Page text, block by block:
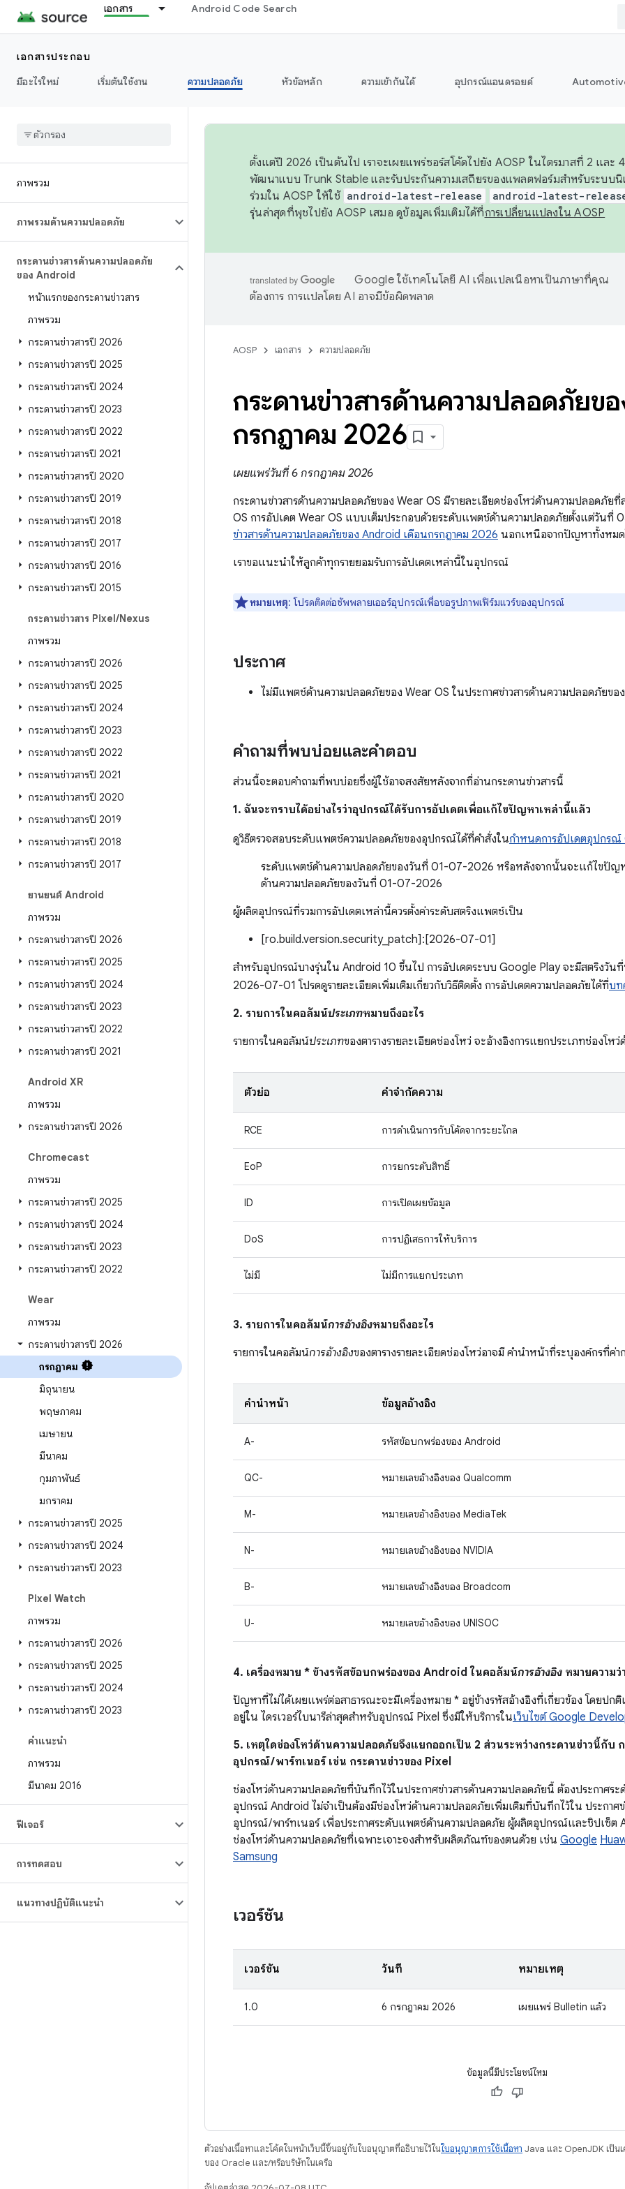
เอกสาร Android Code Search
เอกสารประกอบ
มีอะไรใหม่
เริ่มต้นใช้งาน ความปลอดภัย หัวข้อหลัก ความเข้ากันได้ อุปกรณ์แอนดรอยด์
ภาพรวม
ภาพรวมด้านความปลอดภัย
กระดานข่าวสารด้านความปลอดภัย
ของ Android
หน้าแรกของกระดานข่าวสาร
ภาพรวม
กระดานข่าวสารปี 2026
กระดานข่าวสารปี 2025
กระดานข่าวสารปี 2024
กระดานข่าวสารปี 2023
กระดานข่าวสารปี 2022
กระดานข่าวสารปี 2021
กระดานข่าวสารปี 2020
กระดานข่าวสารปี 2019
กระดานข่าวสารปี 2018
กระดานข่าวสารปี 2017
กระดานข่าวสารปี 2016
กระดานข่าวสารปี 2015
กระดานข่าวสาร Pixel/Nexus
ภาพรวม
กระดานข่าวสารปี 2026
กระดานข่าวสารปี 2025
กระดานข่าวสารปี 2024
กระดานข่าวสารปี 2023
กระดานข่าวสารปี 2022
กระดานข่าวสารปี 2021
กระดานข่าวสารปี 2020
กระดานข่าวสารปี 2019
กระดานข่าวสารปี 2018
กระดานข่าวสารปี 2017
ยานยนต์ Android
ภาพรวม
กระดานข่าวสารปี 2026
กระดานข่าวสารปี 2025
กระดานข่าวสารปี 2024
กระดานข่าวสารปี 2023
กระดานข่าวสารปี 2022
กระดานข่าวสารปี 2021
Android XR
ภาพรวม
กระดานข่าวสารปี 2026
Chromecast
ภาพรวม
กระดานข่าวสารปี 2025
กระดานข่าวสารปี 2024
กระดานข่าวสารปี 2023
กระดานข่าวสารปี 2022
Wear
ภาพรวม
กระดานข่าวสารปี 2026
กรกฎาคม
มิถุนายน
พฤษภาคม
เมษายน
มีนาคม
กุมภาพันธ์
มกราคม
กระดานข่าวสารปี 2025
กระดานข่าวสารปี 2024
กระดานข่าวสารปี 2023
Pixel Watch
ภาพรวม
กระดานข่าวสารปี 2026
กระดานข่าวสารปี 2025
กระดานข่าวสารปี 2024
กระดานข่าวสารปี 2023
คำแนะนำ
ภาพรวม
มีนาคม 2016
ฟีเจอร์
การทดสอบ
แนวทางปฏิบัติแนะนำ
ตั้งแต่ปี 2026 เป็นต้นไป เราจะเผยแพร่ซอร์สโค้ดไปยัง AOSP ในไตรมาสที่ 2 และ
พัฒนาแบบ Trunk Stable และรับประกันความเสถียรของแพลตฟอร์มสำหรับระบบนิ
ร่วมใน AOSP ให้ใช้ android-latest-release android-latest-
รุ่นล่าสุดที่พุชไปยัง AOSP เสมอ ดูข้อมูลเพิ่มเติมได้ที่การเปลี่ยนแปลงใน AOSP
Google ใช้เทคโนโลยี AI เพื่อแปลเนื้อหาเป็นภาษาที่คุณ
ต้องการ การแปลโดย AI อาจมีข้อผิดพลาด
AOSP เอกสาร ความปลอดภัย
กระดานข่าวสารด้านความปลอดภัยข
กรกฎาคม 2026
เผยแพร่วันที่ 6 กรกฎาคม 2026
กระดานข่าวสารด้านความปลอดภัยของ Wear OS มีรายละเอียดช่องโหว่ด้านความปลอดภั
OS การอัปเดต Wear OS แบบเต็มประกอบด้วยระดับแพตช์ด้านความปลอดภัยตั้งแต่วันที่
ข่าวสารด้านความปลอดภัยของ Android เดือนกรกฎาคม 2026 นอกเหนือจากปัญหาทั้งหมด
เราขอแนะนำให้ลูกค้าทุกรายยอมรับการอัปเดตเหล่านี้ในอุปกรณ์
หมายเหตุ: โปรดติดต่อซัพพลายเออร์อุปกรณ์เพื่อขอรูปภาพเฟิร์มแวร์ของอุปกรณ์
ประกาศ
ไม่มีแพตช์ด้านความปลอดภัยของ Wear OS ในประกาศข่าวสารด้านความปลอดภัยข
คำถามที่พบบ่อยและคำตอบ
ส่วนนี้จะตอบคำถามที่พบบ่อยซึ่งผู้ใช้อาจสงสัยหลังจากที่อ่านกระดานข่าวสารนี้
1. ฉันจะทราบได้อย่างไรว่าอุปกรณ์ได้รับการอัปเดตเพื่อแก้ไขปัญหาเหล่านี้แล้ว
ดูวิธีตรวจสอบระดับแพตช์ความปลอดภัยของอุปกรณ์ได้ที่คำสั่งในกำหนดการอัปเดตอุปกรณ์
ระดับแพตช์ด้านความปลอดภัยของวันที่ 01-07-2026 หรือหลังจากนั้นจะแก้ไขปัญ
ด้านความปลอดภัยของวันที่ 01-07-2026
ผู้ผลิตอุปกรณ์ที่รวมการอัปเดตเหล่านี้ควรตั้งค่าระดับสตริงแพตช์เป็น
[ro.build.version.security_patch]:[2026-07-01]
สำหรับอุปกรณ์บางรุ่นใน Android 10 ขึ้นไป การอัปเดตระบบ Google Play จะมีสตริงวัน
2026-07-01 โปรดดูรายละเอียดเพิ่มเติมเกี่ยวกับวิธีติดตั้ง การอัปเดตความปลอดภัยได้ที่บท
2. รายการในคอลัมน์ประเภทหมายถึงอะไร
รายการในคอลัมน์ประเภทของตารางรายละเอียดช่องโหว่ จะอ้างอิงการแยกประเภทช่องโห
ตัวย่อ คำจำกัดความ
RCE การดำเนินการกับโค้ดจากระยะไกล
EoP การยกระดับสิทธิ์
ID การเปิดเผยข้อมูล
DoS การปฏิเสธการให้บริการ
ไม่มี ไม่มีการแยกประเภท
3. รายการในคอลัมน์การอ้างอิงหมายถึงอะไร
รายการในคอลัมน์การอ้างอิงของตารางรายละเอียดช่องโหว่อาจมี คำนำหน้าที่ระบุองค์กรที่ค่า
คำนำหน้า ข้อมูลอ้างอิง
A- รหัสข้อบกพร่องของ Android
QC- หมายเลขอ้างอิงของ Qualcomm
M- หมายเลขอ้างอิงของ MediaTek
N- หมายเลขอ้างอิงของ NVIDIA
B- หมายเลขอ้างอิงของ Broadcom
U- หมายเลขอ้างอิงของ UNISOC
4. เครื่องหมาย * ข้างรหัสข้อบกพร่องของ Android ในคอลัมน์การอ้างอิง หมายความว่
ปัญหาที่ไม่ได้เผยแพร่ต่อสาธารณะจะมีเครื่องหมาย * อยู่ข้างรหัสอ้างอิงที่เกี่ยวข้อง โดยป
อยู่ใน ไดรเวอร์ไบนารีล่าสุดสำหรับอุปกรณ์ Pixel ซึ่งมีให้บริการในเว็บไซต์ Google
5. เหตุใดช่องโหว่ด้านความปลอดภัยจึงแยกออกเป็น 2 ส่วนระหว่างกระดานข่าวนี้กับ
อุปกรณ์ / พาร์ทเนอร์ เช่น กระดานข่าวของ Pixel
ช่องโหว่ด้านความปลอดภัยที่บันทึกไว้ในประกาศข่าวสารด้านความปลอดภัยนี้ ต้องประกาศร
อุปกรณ์ Android ไม่จำเป็นต้องมีช่องโหว่ด้านความปลอดภัยเพิ่มเติมที่บันทึกไว้ใน ประกาศข่
อุปกรณ์ / พาร์ทเนอร์ เพื่อประกาศระดับแพตช์ด้านความปลอดภัย ผู้ผลิตอุปกรณ์และชิปเซ็ต
ช่องโหว่ด้านความปลอดภัยที่เฉพาะเจาะจงสำหรับผลิตภัณฑ์ของตนด้วย เช่น Google
Samsung
เวอร์ชัน
เวอร์ชัน วันที่ หมายเหตุ
1.0 6 กรกฎาคม 2026 เผยแพร่ Bulletin แล้ว
ข้อมูลนี้มีประโยชน์ไหม
ตัวอย่างเนื้อหาและโค้ดในหน้าเว็บนี้ขึ้นอยู่กับใบอนุญาตที่อธิบายไว้ในใบอนุญาตการใช้เนื้อหา Java และ OpenJDK เป็นเ
ของ Oracle และ/หรือบริษัทในเครือ